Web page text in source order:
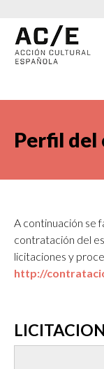
Perfil
A continuación se
contratación del
licitaciones y
http://